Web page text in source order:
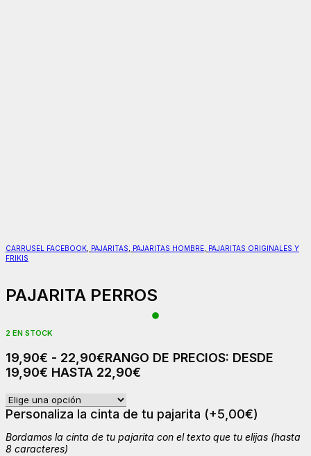
CARRUSEL FACEBOOK PAJARITAS PAJARITAS HOMBRE PAJARITAS ORIGINALES Y
FRIKIS
PAJARITA PERROS
2 EN STOCK
19,90€ - 22,90€RANGO DE PRECIOS: DESDE
19,90€ HASTA 22,90€
Personaliza la cinta de tu pajarita (+5,00€)
Bordamos la cinta de tu pajarita con el texto que tu elijas (hasta
8 caracteres)